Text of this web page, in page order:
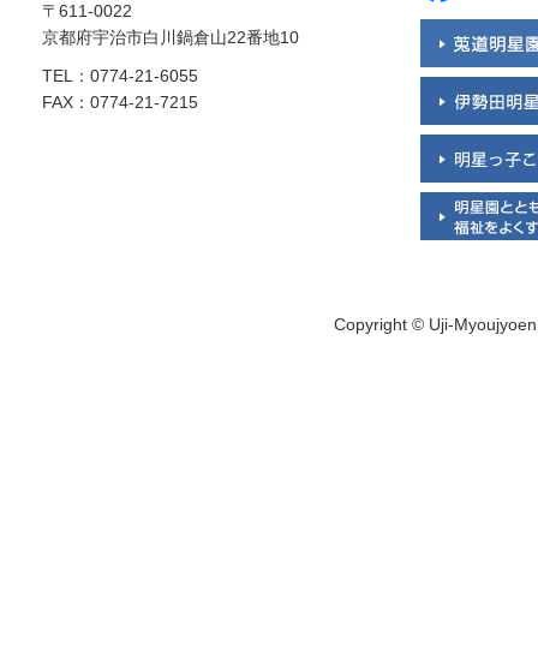
〒611-0022
京都府宇治市白川鍋倉山22番地10
TEL：0774-21-6055
FAX：0774-21-7215
Copyright © Uji-